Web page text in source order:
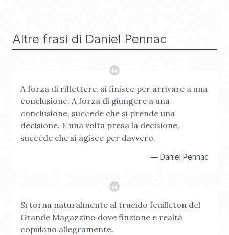
Altre frasi di Daniel Pennac
A forza di riflettere, si finisce per arrivare a una
conclusione. A forza di giungere a una
conclusione, succede che si prende una
decisione. E una volta presa la decisione,
succede che si agisce per davvero.
— Daniel Pennac
Si torna naturalmente al trucido feuilleton del
Grande Magazzino dove finzione e realtà
copulano allegramente.